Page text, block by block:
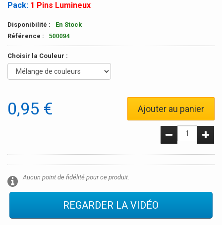
Pack: 1 Pins Lumineux
Disponibilité :
En Stock
Référence :
500094
Choisir la Couleur :
0,95 € Ajouter au panier
Aucun point de fidélité pour ce produit.
REGARDER LA VIDÉO